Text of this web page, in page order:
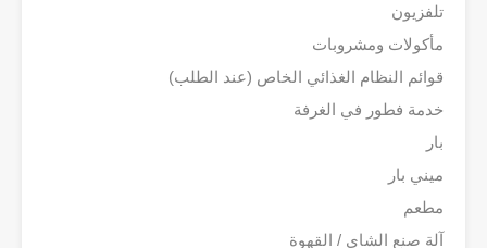
تلفزيون
مأكولات ومشروبات
قوائم النظام الغذائي الخاص (عند الطلب)
خدمة فطور في الغرفة
بار
ميني بار
مطعم
آلة صنع الشاي / القهوة